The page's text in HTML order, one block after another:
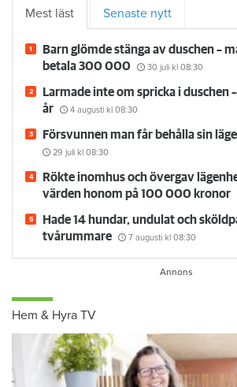
Mest läst Senaste nytt
Barn glömde stänga av duschen –
betala 300 000
30 juli kl 08:30
Larmade inte om spricka i duschen
år
4 augusti kl 08:30
Försvunnen man får behålla sin
29 juli kl 08:30
Rökte inomhus och övergav
värden honom på 100 000 kronor
Hade 14 hundar, undulat och
tvårummare
7 augusti kl 08:30
Hem & Hyra TV